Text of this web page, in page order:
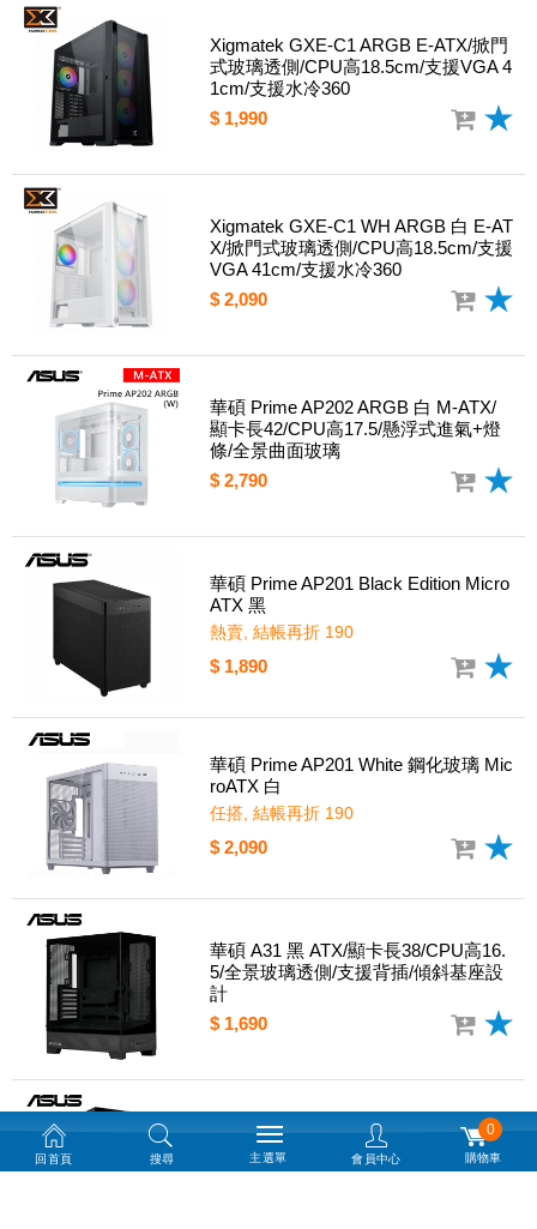
Xigmatek GXE-C1 ARGB E-ATX/掀門
式玻璃透側/CPU高18.5cm/支援VGA 4
1cm/支援水冷360
$ 1,990
Xigmatek GXE-C1 WH ARGB 白 E-AT
X/掀門式玻璃透側/CPU高18.5cm/支援
VGA 41cm/支援水冷360
$ 2,090
華碩 Prime AP202 ARGB 白 M-ATX/
顯卡長42/CPU高17.5/懸浮式進氣+燈
條/全景曲面玻璃
$ 2,790
華碩 Prime AP201 Black Edition Micro
ATX 黑
熱賣, 結帳再折 190
$ 1,890
華碩 Prime AP201 White 鋼化玻璃 Mic
roATX 白
任搭, 結帳再折 190
$ 2,090
華碩 A31 黑 ATX/顯卡長38/CPU高16.
5/全景玻璃透側/支援背插/傾斜基座設
計
$ 1,690
華碩 A31 PLUS 黑 ATX/顯卡長38/U高
16.5/全景玻璃/支援背插/傾斜基座/AR
GB風扇*4
回首頁 搜尋 主選單 會員中心
0
購物車